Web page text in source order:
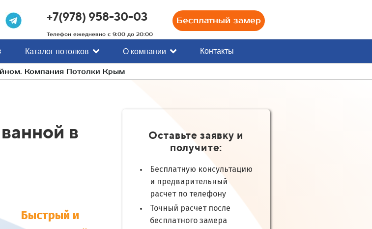
+7(978) 958-30-03
Телефон ежедневно с 9:00 до 20:00
Бесплатный замер
Каталог потолков О компании Контакты
Компания Потолки Крым
в
Быстрый и
Оставьте заявку и
получите:
Бесплатную консультацию
и предварительный
расчет по телефону
Точный расчет после
бесплатного замера